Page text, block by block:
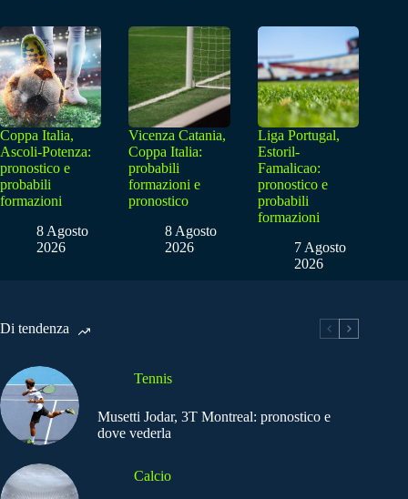
Coppa Italia,
Ascoli-Potenza:
pronostico e
probabili
formazioni
8 Agosto
2026
Vicenza Catania,
Coppa Italia:
probabili
formazioni e
pronostico
8 Agosto
2026
Liga Portugal,
Estoril-
Famalicao:
pronostico e
probabili
formazioni
7 Agosto
2026
Di tendenza
Tennis
Musetti Jodar, 3T Montreal: pronostico e
dove vederla
Calcio